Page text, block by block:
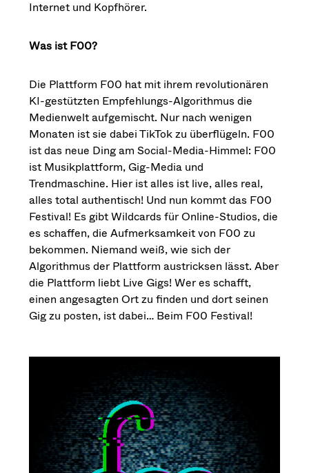
Internet und Kopfhörer.
Was ist F00?
Die Plattform F00 hat mit ihrem revolutionären
KI-gestützten Empfehlungs-Algorithmus die
Medienwelt aufgemischt. Nur nach wenigen
Monaten ist sie dabei TikTok zu überflügeln. F00
ist das neue Ding am Social-Media-Himmel: F00
ist Musikplattform, Gig-Media und
Trendmaschine. Hier ist alles ist live, alles real,
alles total authentisch! Und nun kommt das F00
Festival! Es gibt Wildcards für Online-Studios, die
es schaffen, die Aufmerksamkeit von F00 zu
bekommen. Niemand weiß, wie sich der
Algorithmus der Plattform austricksen lässt. Aber
die Plattform liebt Live Gigs! Wer es schafft,
einen angesagten Ort zu finden und dort seinen
Gig zu posten, ist dabei… Beim F00 Festival!